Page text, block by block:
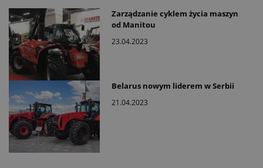
Zarządzanie cyklem życia maszyn
od Manitou
23.04.2023
Belarus nowym liderem w Serbii
21.04.2023